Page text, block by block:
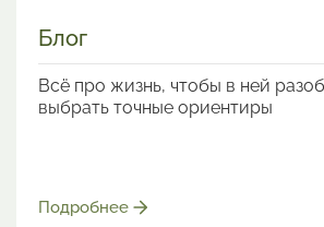
Блог
Всё про жизнь, чтобы в ней
выбрать точные ориентиры
Подробнее